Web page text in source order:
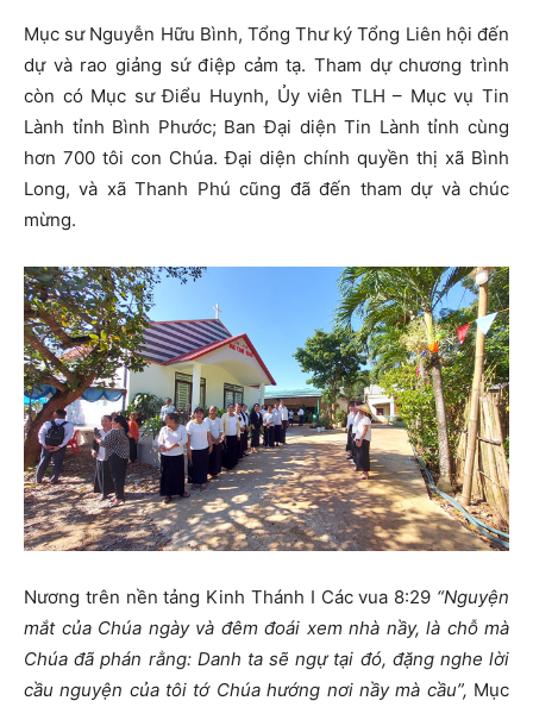
Mục sư Nguyễn Hữu Bình, Tổng Thư ký Tổng Liên hội đến
dự và rao giảng sứ điệp cảm tạ. Tham dự chương trình
còn có Mục sư Điểu Huynh, Ủy viên TLH – Mục vụ Tin
Lành tỉnh Bình Phước; Ban Đại diện Tin Lành tỉnh cùng
hơn 700 tôi con Chúa. Đại diện chính quyền thị xã Bình
Long, và xã Thanh Phú cũng đã đến tham dự và chúc
mừng.
Nương trên nền tảng Kinh Thánh I Các vua 8:29 “Nguyện
mắt của Chúa ngày và đêm đoái xem nhà nầy, là chỗ mà
Chúa đã phán rằng: Danh ta sẽ ngự tại đó, đặng nghe lời
cầu nguyện của tôi tớ Chúa hướng nơi nầy mà cầu”, Mục